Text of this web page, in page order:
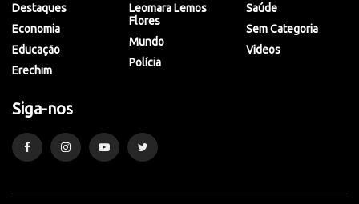
Destaques
Economia
Educação
Erechim
Leomara Lemos
Flores
Mundo
Polícia
Saúde
Sem Categoria
Videos
Siga-nos